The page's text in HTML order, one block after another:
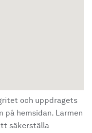
och uppdragets
på hemsidan. Larmen
säkerställa